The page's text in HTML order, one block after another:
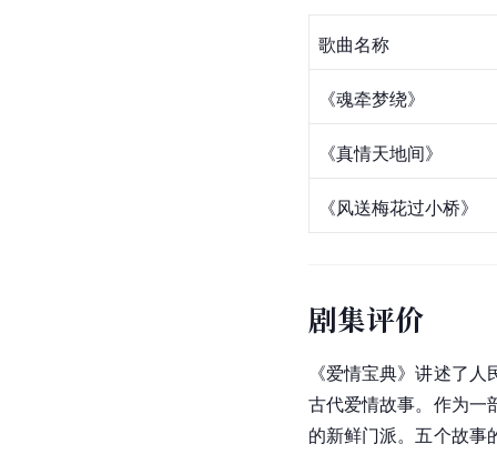
歌曲名称
《魂牵梦绕》
《真情天地间》
《风送梅花过小桥》
剧集评价
《爱情宝典》讲述了
古代爱情故事。作为一
的新鲜门派。五个故事